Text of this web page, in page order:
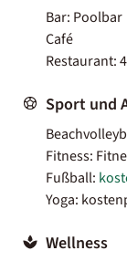
Bar: Poolbar
Café
Restaurant: 4
Sport und
Fitness:
Fußball:
Yoga:
Wellness